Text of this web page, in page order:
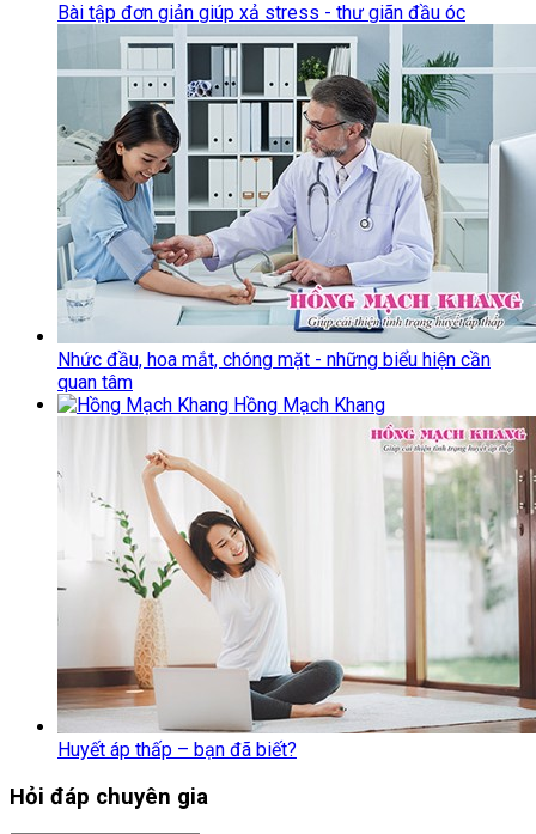
Bài tập đơn giản giúp xả stress - thư giãn đầu óc
Nhức đầu, hoa mắt, chóng mặt - những biểu hiện cần
quan tâm
Hồng Mạch Khang
Huyết áp thấp – bạn đã biết?
Hỏi đáp chuyên gia